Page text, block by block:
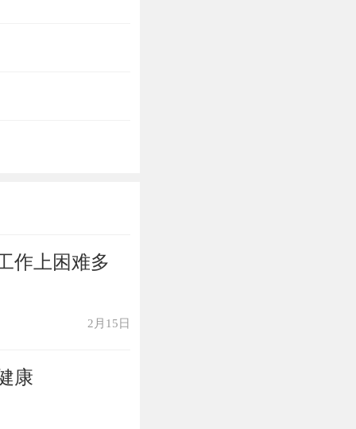
作上困难多
2月15日
康